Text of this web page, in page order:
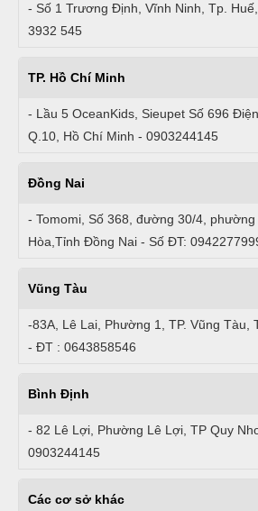
- Số 1 Trương Định, Vĩnh Ninh, Tp.
3932 545
TP. Hồ Chí Minh
- Lầu 5 OceanKids, Sieupet Số 696
Q.10, Hồ Chí Minh - 0903244145
Đồng Nai
- Tomomi, Số 368, đường 30/4,
Hòa,Tỉnh Đồng Nai - Số ĐT:
Vũng Tàu
-83A, Lê Lai, Phường 1, TP. Vũng Tàu,
- ĐT : 0643858546
Bình Định
- 82 Lê Lợi, Phường Lê Lợi, TP Quy
0903244145
Các cơ sở khác